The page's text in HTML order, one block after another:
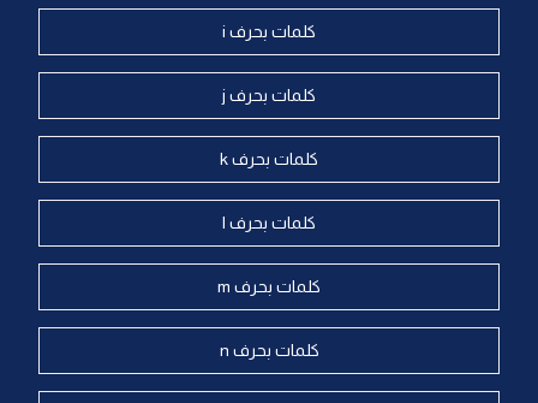
كلمات بحرف i
كلمات بحرف j
كلمات بحرف k
كلمات بحرف l
كلمات بحرف m
كلمات بحرف n